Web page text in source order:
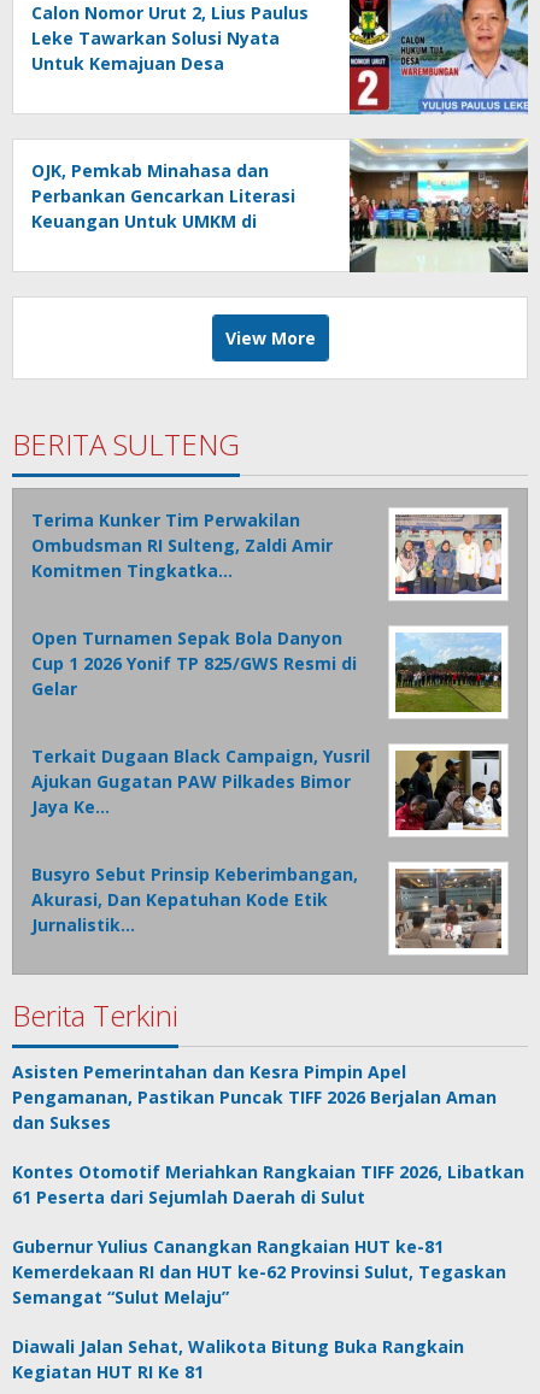
Calon Nomor Urut 2, Lius Paulus
Leke Tawarkan Solusi Nyata
Untuk Kemajuan Desa
OJK, Pemkab Minahasa dan
Perbankan Gencarkan Literasi
Keuangan Untuk UMKM di
View More
BERITA SULTENG
Terima Kunker Tim Perwakilan
Ombudsman RI Sulteng, Zaldi Amir
Komitmen Tingkatka…
Open Turnamen Sepak Bola Danyon
Cup 1 2026 Yonif TP 825/GWS Resmi di
Gelar
Terkait Dugaan Black Campaign, Yusril
Ajukan Gugatan PAW Pilkades Bimor
Jaya Ke…
Busyro Sebut Prinsip Keberimbangan,
Akurasi, Dan Kepatuhan Kode Etik
Jurnalistik…
Berita Terkini
Asisten Pemerintahan dan Kesra Pimpin Apel
Pengamanan, Pastikan Puncak TIFF 2026 Berjalan Aman
dan Sukses
Kontes Otomotif Meriahkan Rangkaian TIFF 2026, Libatkan
61 Peserta dari Sejumlah Daerah di Sulut
Gubernur Yulius Canangkan Rangkaian HUT ke-81
Kemerdekaan RI dan HUT ke-62 Provinsi Sulut, Tegaskan
Semangat “Sulut Melaju”
Diawali Jalan Sehat, Walikota Bitung Buka Rangkain
Kegiatan HUT RI Ke 81